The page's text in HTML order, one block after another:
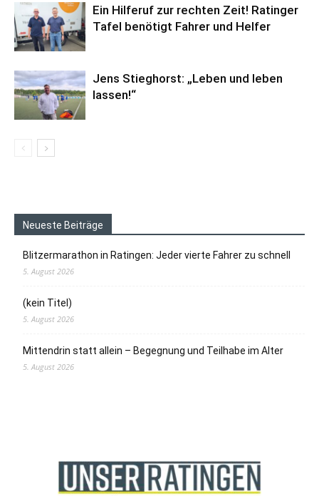
Ein Hilferuf zur rechten Zeit! Ratinger
Tafel benötigt Fahrer und Helfer
Jens Stieghorst: „Leben und leben
lassen!“
Neueste Beiträge
Blitzermarathon in Ratingen: Jeder vierte Fahrer zu schnell
5. August 2026
(kein Titel)
5. August 2026
Mittendrin statt allein – Begegnung und Teilhabe im Alter
5. August 2026